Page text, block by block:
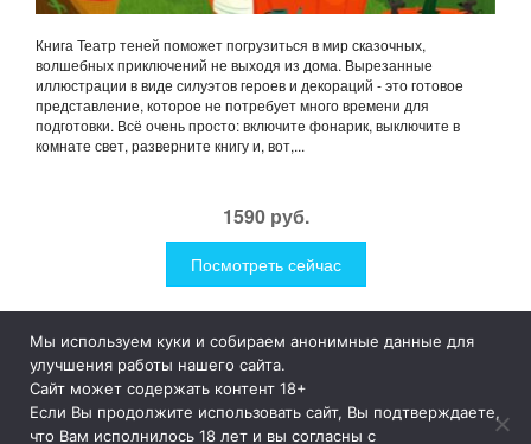
Книга Театр теней поможет погрузиться в мир сказочных,
волшебных приключений не выходя из дома. Вырезанные
иллюстрации в виде силуэтов героев и декораций - это готовое
представление, которое не потребует много времени для
подготовки. Всё очень просто: включите фонарик, выключите в
комнате свет, разверните книгу и, вот,...
1590 руб.
Посмотреть сейчас
1Like
© 20191Like– это необычные и прикольные подарки для
Мы используем куки и собираем анонимные данные для
улучшения работы нашего сайта.
Сайт может содержать контент 18+
Если Вы продолжите использовать сайт, Вы подтверждаете,
что Вам исполнилось 18 лет и вы согласны с